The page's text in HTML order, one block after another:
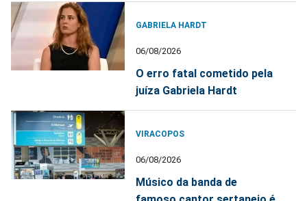
GABRIELA HARDT
06/08/2026
O erro fatal cometido pela
juíza Gabriela Hardt
VIRACOPOS
06/08/2026
Músico da banda de